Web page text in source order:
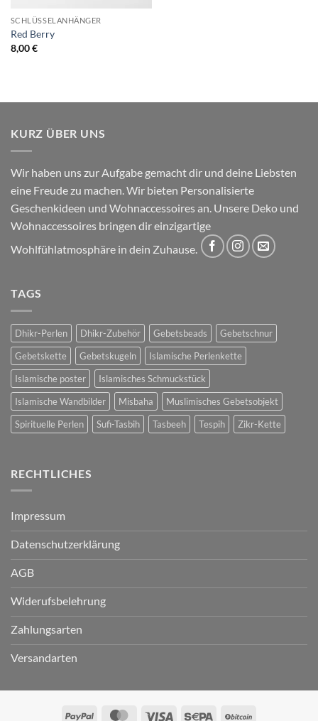
SCHLÜSSELANHÄNGER
Red Berry
8,00€
KURZ ÜBER UNS
Wir haben uns zur Aufgabe gemacht dir und deine Liebsten
eine Freude zu machen. Wir bieten Personalisierte
Geschenkideen und Wohnaccessoires an. Unsere Deko und
Wohnaccessoires bringen dir einzigartige
Wohlfühlatmosphäre in dein Zuhause.
TAGS
Dhikr-Perlen Dhikr-Zubehör Gebetsbeads
Gebetschnur
Gebetskette
Gebetskugeln
Islamische Perlenkette
Islamische poster
Islamisches Schmuckstück
Islamische Wandbilder
Misbaha
Muslimisches Gebetsobjekt
Spirituelle Perlen
Sufi-Tasbih Tasbeeh Tespih Zikr-Kette
RECHTLICHES
Impressum
Datenschutzerklärung
AGB
Widerufsbelehrung
Zahlungsarten
Versandarten
PayPal MasterCardVisa Sepa